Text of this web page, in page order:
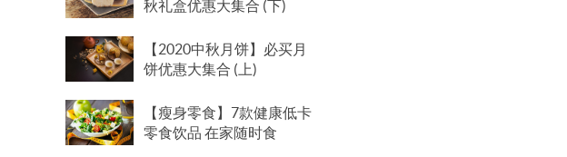
秋礼盒优惠大集合 (下)
【2020中秋月饼】必买月
饼优惠大集合 (上)
【瘦身零食】7款健康低卡
零食饮品 在家随时食